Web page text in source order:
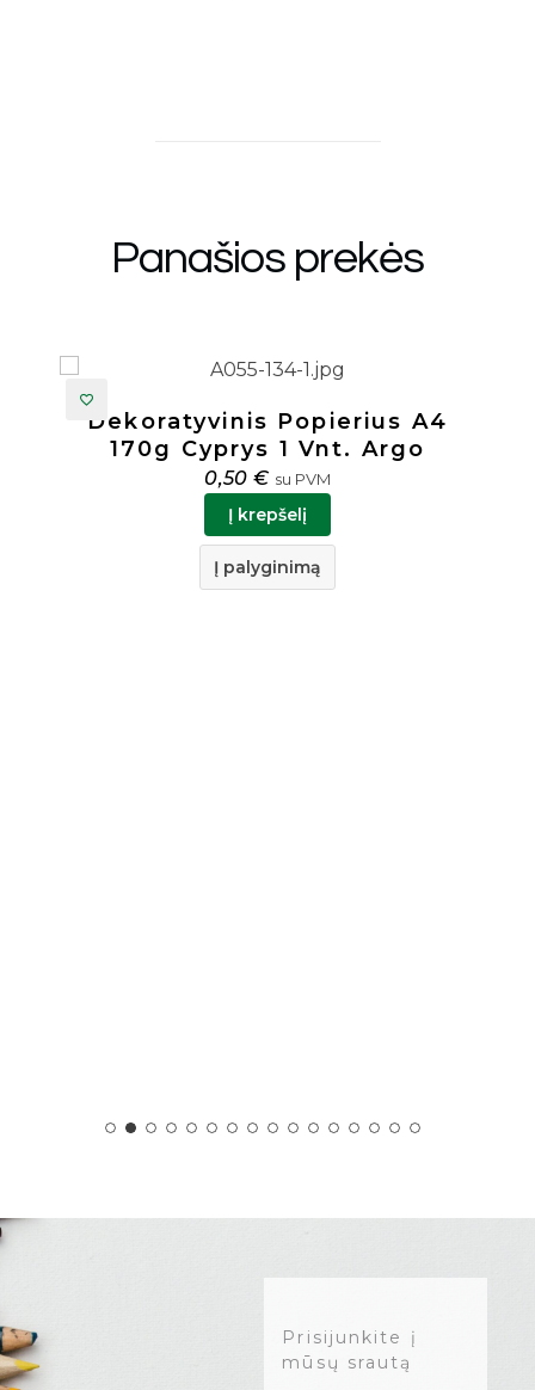
Panašios prekės
Dekoratyvinis Popierius A4
170g Amber 1 Vnt. Argo
0,50€ su PVM
Į krepšelį
Į palyginimą
Prisijunkite į
mūsų srautą